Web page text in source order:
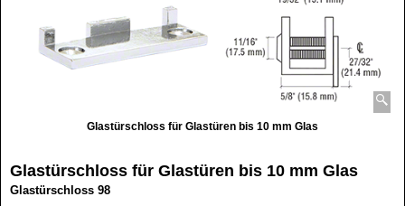
Glastürschloss für Glastüren bis 10 mm Glas
Glastürschloss für Glastüren bis 10 mm Glas
Glastürschloss 98